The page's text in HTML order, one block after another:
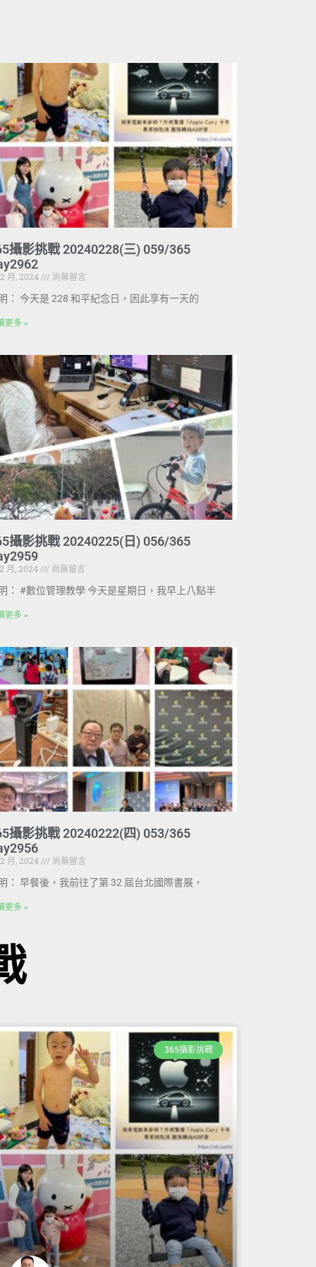
攝影挑戰 20240228(三) 059/365
月, 2024
尚無留言
： 今天是 228 和平紀念日，因此享有一天的
更多 »
攝影挑戰 20240225(日) 056/365
月, 2024
尚無留言
： #數位管理教學 今天是星期日，我早上八點半
更多 »
攝影挑戰 20240222(四) 053/365
月, 2024
尚無留言
： 早餐後，我前往了第 32 屆台北國際書展，
更多 »
365攝影挑戰